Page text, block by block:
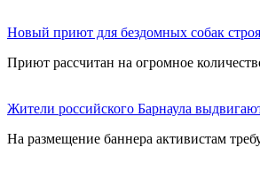
Новый приют для бездомных собак
Приют рассчитан на огромное
Жители российского Барнаула
На размещение баннера активистам